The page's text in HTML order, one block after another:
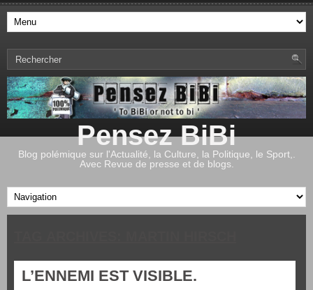
Pensez BiBi
Blog polémique sur l'Actualité, la Culture, la Politique, le Sport,.
Avec Revue de presse et de blogs.
L’ENNEMI EST VISIBLE.